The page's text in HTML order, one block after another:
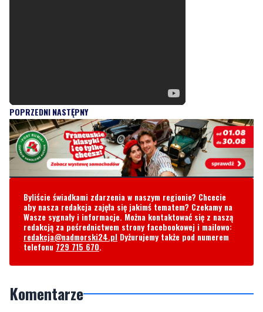
Byliście świadkami zdarzenia w naszym regionie? Chcecie
aby nasza redakcja zajęła się jakimś tematem? Czekamy na
Wasze sygnały i informacje. Można kontaktować się z naszą
redakcja@nadmorski24.plDyżurujemy także pod numerem
telefonu729 715 670.
Komentarze
Napisz swój komentarz